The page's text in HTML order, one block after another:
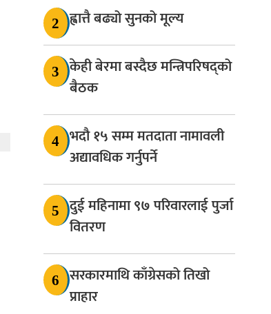
2 ह्वात्तै बढ्यो सुनको मूल्य
3
केही बेरमा बस्दैछ मन्त्रिपरिषद्को
बैठक
4
भदौ १५ सम्म मतदाता नामावली
अद्यावधिक गर्नुपर्ने
5
दुई महिनामा ९७ परिवारलाई पुर्जा
वितरण
6
सरकारमाथि काँग्रेसको तिखो
प्राहार